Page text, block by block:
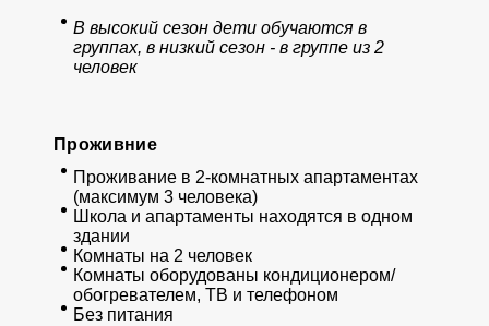
В высокий сезон дети обучаются в
группах, в низкий сезон - в группе из 2
человек
Проживние
Проживание в 2-комнатных апартаментах
(максимум 3 человека)
Школа и апартаменты находятся в одном
здании
Комнаты на 2 человек
Комнаты оборудованы кондиционером/
обогревателем, ТВ и телефоном
Без питания